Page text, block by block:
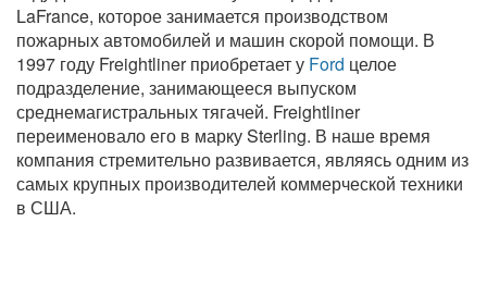
LaFrance, которое занимается производством
пожарных автомобилей и машин скорой помощи. В
1997 году Freightliner приобретает у Ford целое
подразделение, занимающееся выпуском
среднемагистральных тягачей. Freightliner
переименовало его в марку Sterling. В наше время
компания стремительно развивается, являясь одним из
самых крупных производителей коммерческой техники
в США.